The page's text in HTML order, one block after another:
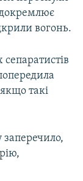
вогонь.
такі